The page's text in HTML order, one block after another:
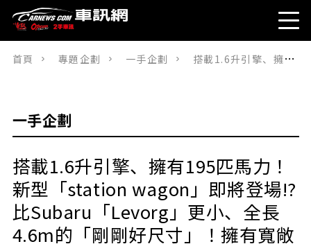
首頁 專題企劃 一手企劃 搭載1.6升引擎、擁有195匹馬力！新型「station wagon」即將登場!? 比Subaru「Levorg」更小、全長4.6m的「剛剛好尺寸」！擁有寬敞行李空間的Peugeot「308 SW」歐規版本到底是什麼樣的車？
一手企劃
搭載1.6升引擎、擁有195匹馬力！
新型「station wagon」即將登場!?
比Subaru「Levorg」更小、全長
4.6m的「剛剛好尺寸」！擁有寬敞